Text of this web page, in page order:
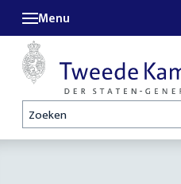
Zoeken
Menu